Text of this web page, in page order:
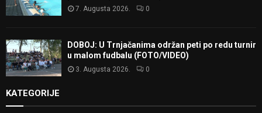
7. Augusta 2026. 0
DOBOJ: U Trnjačanima održan peti po redu turnir
u malom fudbalu (FOTO/VIDEO)
3. Augusta 2026. 0
KATEGORIJE